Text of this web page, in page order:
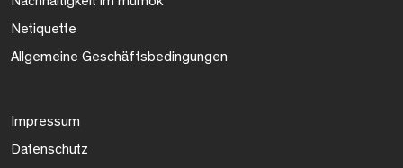
Netiquette
Allgemeine Geschäftsbedingungen
Impressum
Datenschutz